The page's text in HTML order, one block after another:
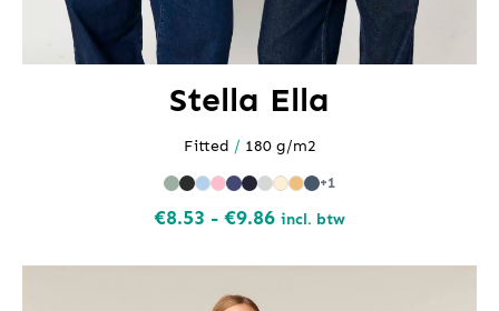
Stella Ella
Fitted / 180 g/m2
+1
€8.53 - €9.86Prijsklasse:
incl. btw